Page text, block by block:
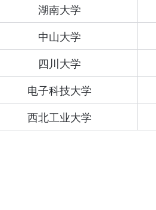
湖南大学
中山大学
四川大学
电子科技大学
西北工业大学